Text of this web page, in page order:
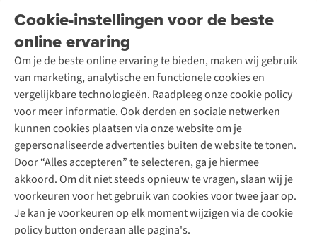
Cookie-instellingen voor de beste
online ervaring
Om je de beste online ervaring te bieden, maken wij gebruik
van marketing, analytische en functionele cookies en
vergelijkbare technologieën. Raadpleeg onze cookie policy
voor meer informatie. Ook derden en sociale netwerken
kunnen cookies plaatsen via onze website om je
gepersonaliseerde advertenties buiten de website te tonen.
Door “Alles accepteren” te selecteren, ga je hiermee
akkoord. Om dit niet steeds opnieuw te vragen, slaan wij je
voorkeuren voor het gebruik van cookies voor twee jaar op.
Je kan je voorkeuren op elk moment wijzigen via de cookie
policy button onderaan alle pagina's.
Garantie
Contact
Onze winkels
Over A.S.Adventure
Toegankelijkheidsverklaring
Ski-onderhoud
Wasservice
Schoenonderhoud
Schoenherstelling
Kledingherstelling
Retouches
Voor bedrijven
A.S.Magazine
Podcast
Explore Academy
Explore Camp
Gear Check
Inspiratie & advies
Meld je aan voor de nieuwsbrief
Follow us
Disclaimer Privacy Policy
Algemene voorwaarden